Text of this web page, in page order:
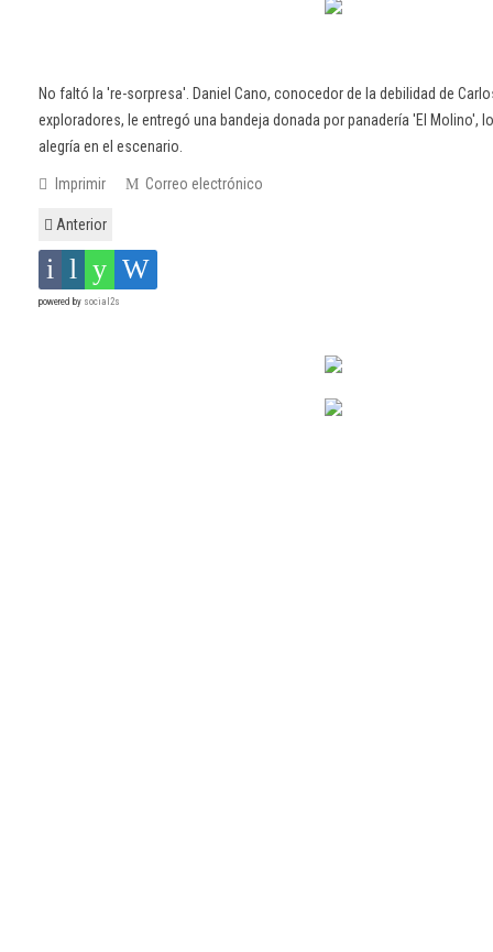
No faltó la 're-sorpresa'. Daniel Cano, conocedor de la debilidad de
exploradores, le entregó una bandeja donada por panadería 'El Molino',
alegría en el escenario.
Imprimir Correo electrónico
Anterior
powered by social2s